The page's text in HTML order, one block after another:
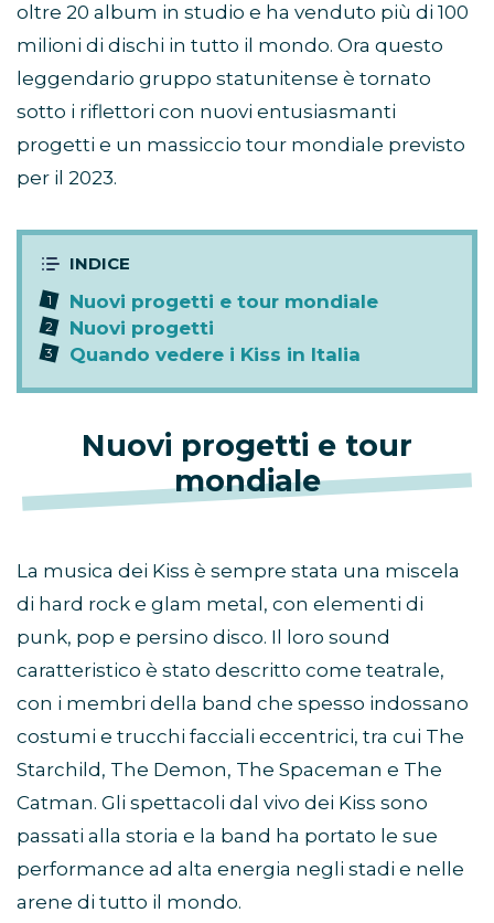
oltre 20 album in studio e ha venduto più di 100
milioni di dischi in tutto il mondo. Ora questo
leggendario gruppo statunitense è tornato
sotto i riflettori con nuovi entusiasmanti
progetti e un massiccio tour mondiale previsto
per il 2023.
Nuovi progetti e tour mondiale
Nuovi progetti
Quando vedere i Kiss in Italia
Nuovi progetti e tour
mondiale
La musica dei Kiss è sempre stata una miscela
di hard rock e glam metal, con elementi di
punk, pop e persino disco. Il loro sound
caratteristico è stato descritto come teatrale,
con i membri della band che spesso indossano
costumi e trucchi facciali eccentrici, tra cui The
Starchild, The Demon, The Spaceman e The
Catman. Gli spettacoli dal vivo dei Kiss sono
passati alla storia e la band ha portato le sue
performance ad alta energia negli stadi e nelle
arene di tutto il mondo.